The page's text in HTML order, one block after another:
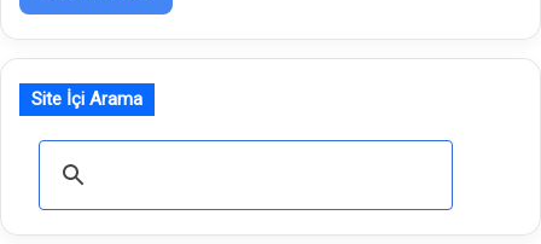
Site İçi Arama